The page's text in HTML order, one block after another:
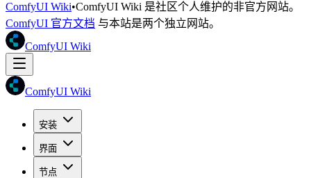
ComfyUI Wiki•ComfyUI Wiki 是社区个人维护的非官方网站。
ComfyUI 官方文档 与本站是两个独立网站。
ComfyUI Wiki
ComfyUI Wiki
安装
界面
节点